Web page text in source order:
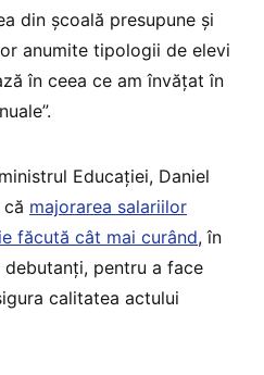
din școală presupune și
anumite tipologii de elevi
în ceea ce am învățat în
Educației, Daniel
majorarea salariilor
făcută cât mai curând, în
pentru a face
calitatea actului